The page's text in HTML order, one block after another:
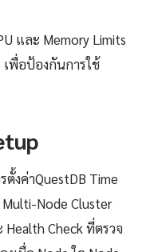
และ Memory Limits
พื่อป้องกันการใช้
งค่าQuestDB Time
Node Cluster
Check ที่ตรวจ